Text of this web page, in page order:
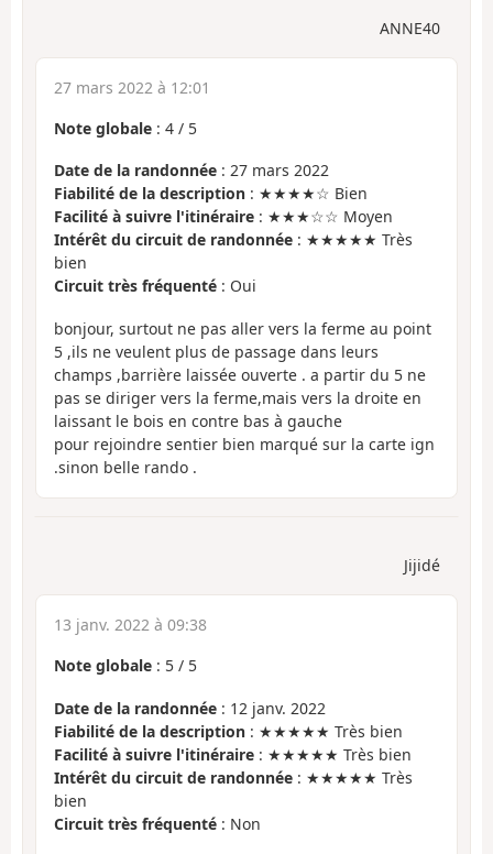
ANNE40
27 mars 2022 à 12:01
Note globale : 4 / 5
Date de la randonnée : 27 mars 2022
Fiabilité de la description : ★★★★☆ Bien
Facilité à suivre l'itinéraire : ★★★☆☆ Moyen
Intérêt du circuit de randonnée : ★★★★★ Très
bien
Circuit très fréquenté : Oui
bonjour, surtout ne pas aller vers la ferme au point
5 ,ils ne veulent plus de passage dans leurs
champs ,barrière laissée ouverte . a partir du 5 ne
pas se diriger vers la ferme,mais vers la droite en
laissant le bois en contre bas à gauche
pour rejoindre sentier bien marqué sur la carte ign
.sinon belle rando .
Jijidé
13 janv. 2022 à 09:38
Note globale : 5 / 5
Date de la randonnée : 12 janv. 2022
Fiabilité de la description : ★★★★★ Très bien
Facilité à suivre l'itinéraire : ★★★★★ Très bien
Intérêt du circuit de randonnée : ★★★★★ Très
bien
Circuit très fréquenté : Non